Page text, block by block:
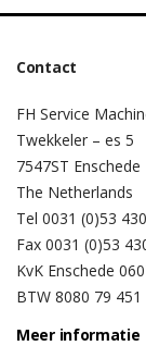
Contact
FH Service
Twekkeler – es 5
7547ST Enschede
The Netherlands
Tel 0031 (0)53
Fax 0031 (0)53
KvK Enschede
BTW 8080 79 451
Meer informatie